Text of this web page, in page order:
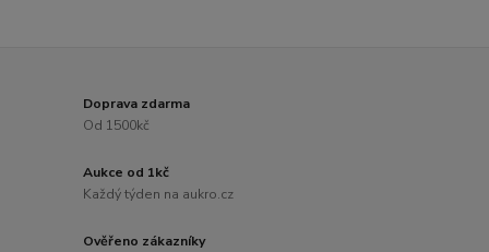
Doprava zdarma
Od 1500kč
Aukce od 1kč
Každý týden na aukro.cz
Ověřeno zákazníky